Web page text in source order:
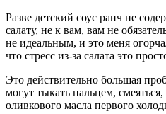
Разве детский соус ранч не
салату, не к вам, вам не
не идеальным, и это меня
что стресс из-за салата это
Это действительно большая
могут тыкать пальцем,
оливкового масла первого